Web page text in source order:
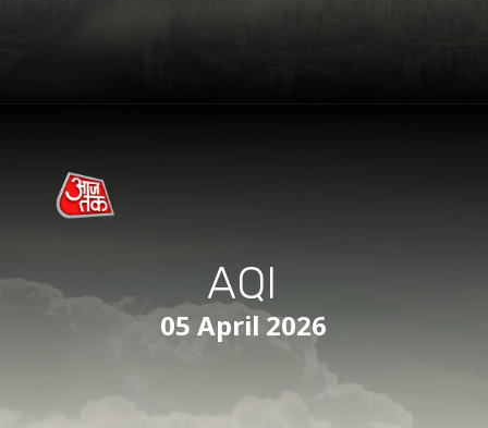
AQI
05 April 2026